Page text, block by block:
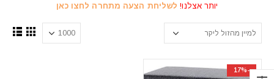
יותר אצלנו! לשליחת הצעה מתחרה לחצו כאן
-17%